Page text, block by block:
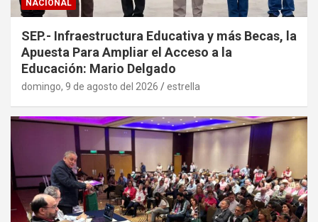
NACIONAL
SEP.- Infraestructura Educativa y más Becas, la
Apuesta Para Ampliar el Acceso a la
Educación: Mario Delgado
domingo, 9 de agosto del 2026 estrella